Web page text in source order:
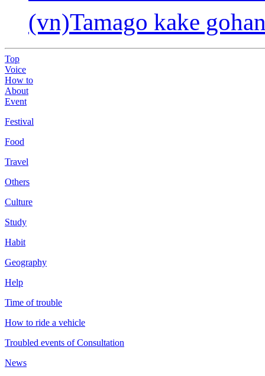
(vn)Tamago kake
Top
Voice
How to
About
Event
Festival
Food
Travel
Others
Culture
Study
Habit
Geography
Help
Time of trouble
How to ride a vehicle
Troubled events of Consultation
News